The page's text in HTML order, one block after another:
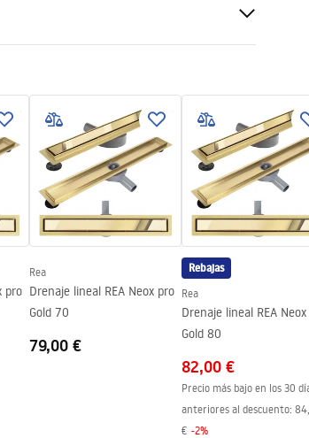
60
Una cara para la inserción de baldosas
Nano Flex
120 meses estructura de acero, 24 meses
otros componentes
pro
Rea
Drenaje lineal REA Neox pro
Gold 70
79,00 €
Rebajas
Rea
Drenaje lineal REA
Gold 80
82,00 €
Precio más bajo en los 30
anteriores al descuento:
€ -2%